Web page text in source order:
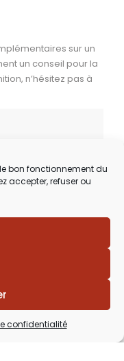
bon fonctionnement du
accepter, refuser ou
confidentialité
sur un
un conseil pour la
n’hésitez pas à
17